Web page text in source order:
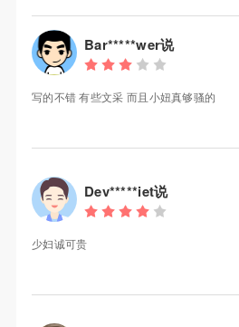
Bar*****wer说
写的不错 有些文采 而且小妞真够骚的
Dev*****iet说
少妇诚可贵